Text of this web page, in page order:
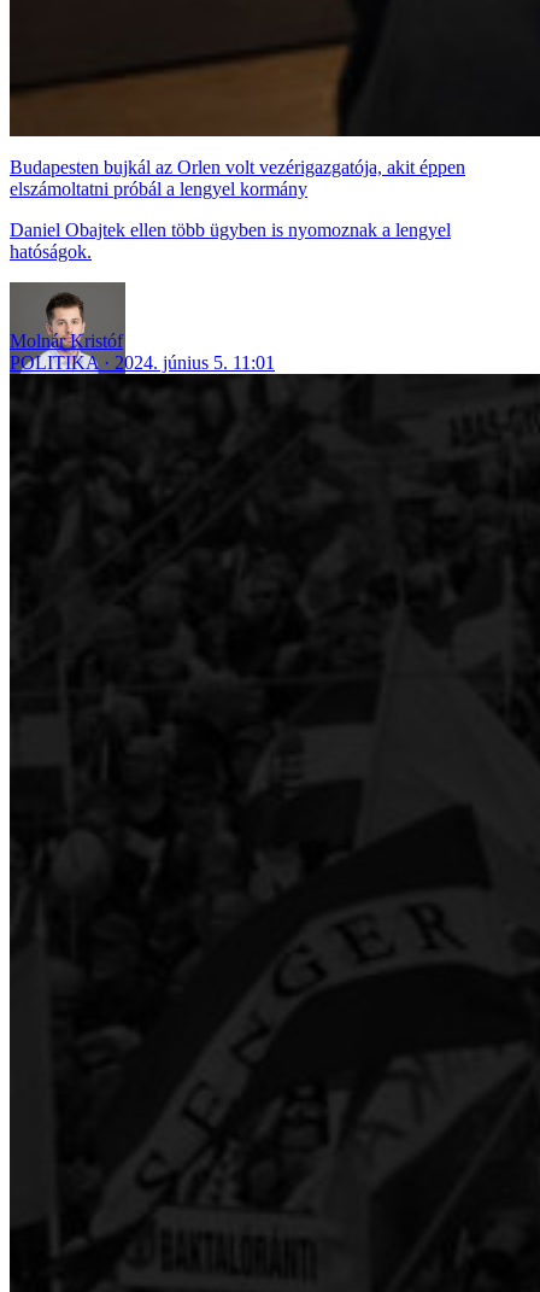
Budapesten bujkál az Orlen volt vezérigazgatója, akit éppen
elszámoltatni próbál a lengyel kormány
Daniel Obajtek ellen több ügyben is nyomoznak a lengyel
hatóságok.
Molnár Kristóf
POLITIKA
2024. június 5. 11:01